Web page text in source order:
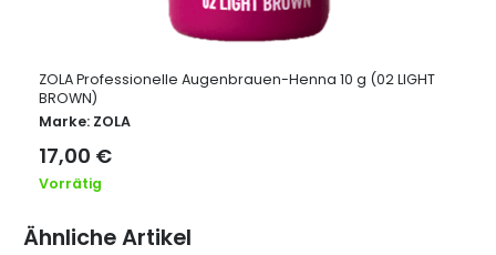
ZOLA Professionelle Augenbrauen-Henna 10 g (02 LIGHT
BROWN)
Marke: ZOLA
17,00 €
Vorrätig
Ähnliche Artikel